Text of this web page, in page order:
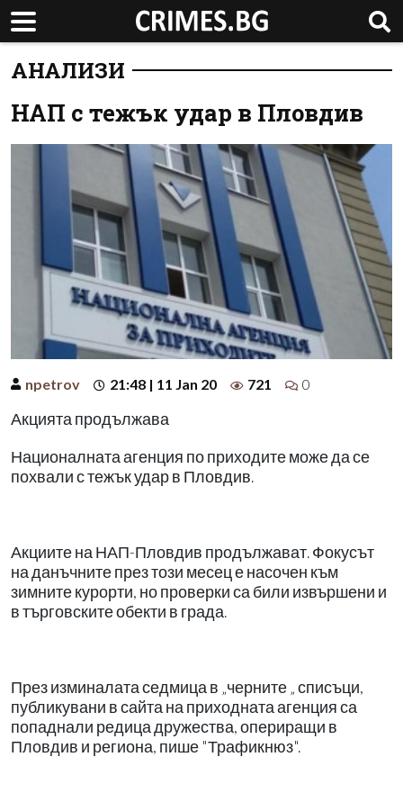
АНАЛИЗИ
НАП с тежък удар в Пловдив
npetrov 21:48 | 11 Jan 20 721 0
Акцията продължава
Националната агенция по приходите може да се
похвали с тежък удар в Пловдив.
Акциите на НАП-Пловдив продължават. Фокусът
на данъчните през този месец е насочен към
зимните курорти, но проверки са били извършени и
в търговските обекти в града.
През изминалата седмица в „черните „ списъци,
публикувани в сайта на приходната агенция са
попаднали редица дружества, опериращи в
Пловдив и региона, пише "Трафикнюз".